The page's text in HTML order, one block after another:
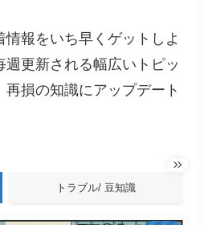
情報をいち早くゲットしよ
週更新される幅広いトピッ
損の知識にアップデート
トラブル/ 豆知識